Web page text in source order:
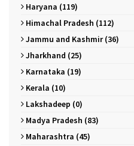
Haryana (119)
Himachal Pradesh (112)
Jammu and Kashmir (36)
Jharkhand (25)
Karnataka (19)
Kerala (10)
Lakshadeep (0)
Madya Pradesh (83)
Maharashtra (45)